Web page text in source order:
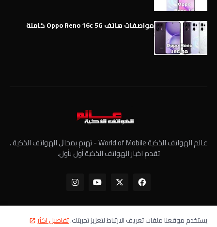
مواصفات هاتف Oppo Reno 16c 5G كاملة
عالم الهواتف الذكية World of Mobile - ﺗﻬﺘﻢ ﺑﻤﺠﺎﻝ الهواتف الذكية ،
تقدم اخبار الهواتف الذكية أول بأول،
يستخدم موقعنا ملفات تعريف الارتباط لتعزيز تجربتك.تفاصيل اكثر